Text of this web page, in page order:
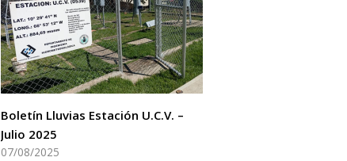
Boletín Lluvias Estación U.C.V. –
Julio 2025
07/08/2025